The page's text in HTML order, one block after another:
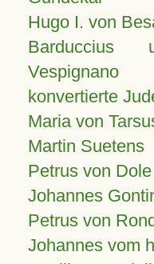
Hugo I. von
Barduccius
Vespignano
konvertierte
Maria von
Martin Suetens
Petrus von Dole
Johannes
Petrus von
Johannes vom